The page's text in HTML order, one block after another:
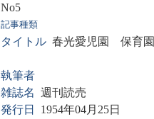
No5
記事種類
タイトル 春光愛児園 保育園
執筆者
雑誌名 週刊読売
発行日
1954年04月 25日